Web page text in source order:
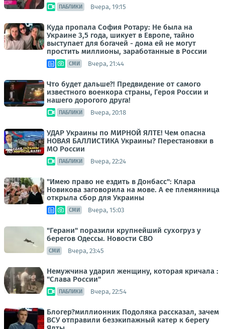
ПАБЛИКИ Вчера, 19:15
Куда пропала София Ротару: Не была на
Украине 3,5 года, шикует в Европе, тайно
выступает для богачей - дома ей не могут
простить миллионы, заработанные в России
СМИ Вчера, 21:44
Что будет дальше?! Предвидение от самого
известного военкора страны, Героя России и
нашего дорогого друга!
ПАБЛИКИ Вчера, 20:18
УДАР Украины по МИРНОЙ ЯЛТЕ! Чем опасна
НОВАЯ БАЛЛИСТИКА Украины? Перестановки в
МО России
ПАБЛИКИ Вчера, 22:24
"Имею право не ездить в Донбасс": Клара
Новикова заговорила на мове. А ее племянница
открыла сбор для Украины
СМИ Вчера, 15:03
"Герани" поразили крупнейший сухогруз у
берегов Одессы. Новости СВО
СМИ Вчера, 23:45
Немужчина ударил женщину, которая кричала :
"Слава России"
ПАБЛИКИ Вчера, 22:54
Блогер?миллионник Подоляка рассказал, зачем
ВСУ отправили безэкипажный катер к берегу